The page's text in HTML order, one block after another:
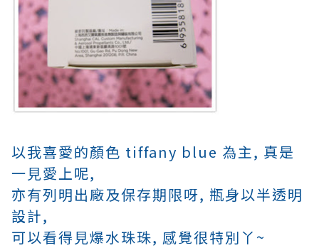
以我喜愛的顏色 tiffany blue 為主, 真是
一見愛上呢,
亦有列明出廠及保存期限呀, 瓶身以半透明
設計,
可以看得見爆水珠珠, 感覺很特別丫~